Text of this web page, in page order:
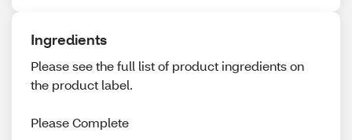
Ingredients
Please see the full list of product ingredients on
the product label.
Please Complete